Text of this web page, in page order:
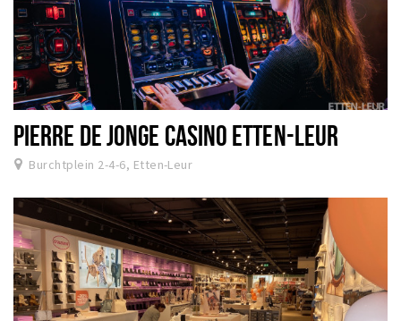
PIERRE DE JONGE CASINO ETTEN-LEUR
Burchtplein 2-4-6, Etten-Leur